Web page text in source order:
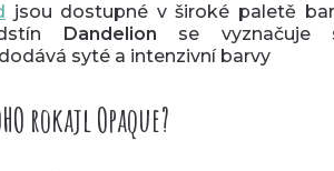
jsou dostupné v široké paletě
Dandelion se vyznačuje
syté a intenzivní barvy
rokajl Opaque?